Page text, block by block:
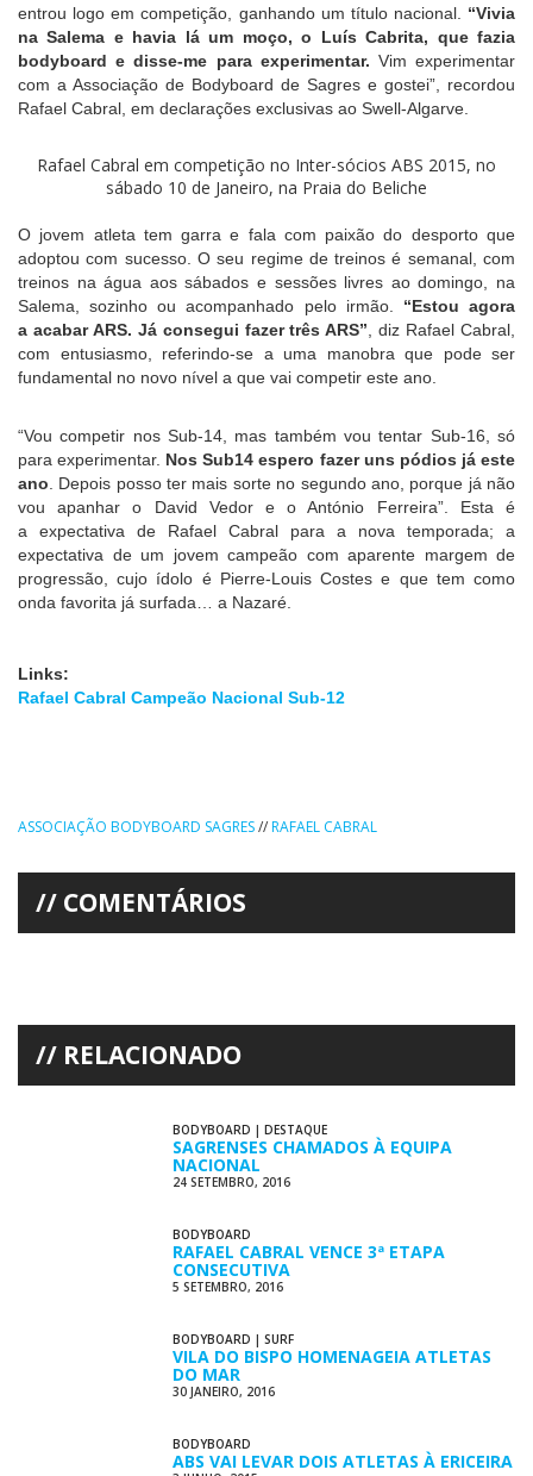
entrou logo em competição, ganhando um título nacional. “Vivia
na Salema e havia lá um moço, o Luís Cabrita, que fazia
bodyboard e disse-me para experimentar. Vim experimentar
com a Associação de Bodyboard de Sagres e gostei”, recordou
Rafael Cabral, em declarações exclusivas ao Swell-Algarve.
Rafael Cabral em competição no Inter-sócios ABS 2015, no
sábado 10 de Janeiro, na Praia do Beliche
O jovem atleta tem garra e fala com paixão do desporto que
adoptou com sucesso. O seu regime de treinos é semanal, com
treinos na água aos sábados e sessões livres ao domingo, na
Salema, sozinho ou acompanhado pelo irmão. “Estou agora
a acabar ARS. Já consegui fazer três ARS” , diz Rafael Cabral,
com entusiasmo, referindo-se a uma manobra que pode ser
fundamental no novo nível a que vai competir este ano.
“Vou competir nos Sub-14, mas também vou tentar Sub-16, só
para experimentar. Nos Sub14 espero fazer uns pódios já este
ano . Depois posso ter mais sorte no segundo ano, porque já não
vou apanhar o David Vedor e o António Ferreira”. Esta é
a expectativa de Rafael Cabral para a nova temporada; a
expectativa de um jovem campeão com aparente margem de
progressão, cujo ídolo é Pierre-Louis Costes e que tem como
onda favorita já surfada… a Nazaré.
Links:
Rafael Cabral Campeão Nacional Sub-12
ASSOCIAÇÃO BODYBOARD SAGRES//RAFAEL CABRAL
COMENTÁRIOS
RELACIONADO
BODYBOARD | DESTAQUE
SAGRENSES CHAMADOS À EQUIPA
NACIONAL
24 SETEMBRO, 2016
BODYBOARD
RAFAEL CABRAL VENCE 3ª ETAPA
CONSECUTIVA
5 SETEMBRO, 2016
BODYBOARD | SURF
VILA DO BISPO HOMENAGEIA ATLETAS
DO MAR
30 JANEIRO, 2016
BODYBOARD
ABS VAI LEVAR DOIS ATLETAS À ERICEIRA